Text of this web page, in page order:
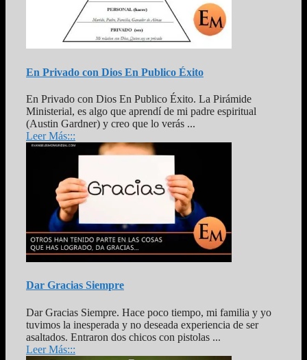
En Privado con Dios En Publico Éxito
En Privado con Dios En Publico Éxito. La Pirámide
Ministerial, es algo que aprendí de mi padre espiritual
(Austin Gardner) y creo que lo verás ...
Leer Más:::
Dar Gracias Siempre
Dar Gracias Siempre. Hace poco tiempo, mi familia y yo
tuvimos la inesperada y no deseada experiencia de ser
asaltados. Entraron dos chicos con pistolas ...
Leer Más:::